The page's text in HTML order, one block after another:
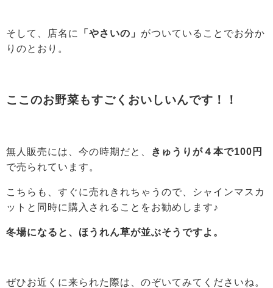
そして、店名に 「やさいの」 がついていることでお分か
りのとおり。
ここのお野菜もすごくおいしいんです！！
無人販売には、今の時期だと、
きゅうりが４本で100円
で売られています。
こちらも、すぐに売れきれちゃうので、シャインマスカ
ットと同時に購入されることをお勧めします♪
冬場になると、ほうれん草が並ぶそうですよ。
ぜひお近くに来られた際は、のぞいてみてくださいね。